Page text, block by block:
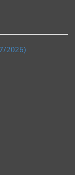
2026)